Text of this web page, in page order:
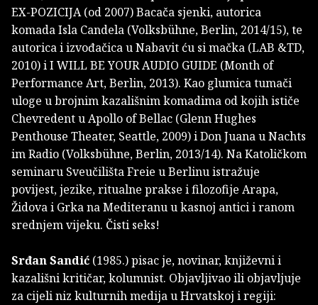
EX-POZICIJA (od 2007) Bacača sjenki, autorica
komada Isla Candela (Volksbühne, Berlin, 2014/15), te
autorica i izvođačica u Nabavit ću si mačka (LAB &TD,
2010) i I WILL BE YOUR AUDIO GUIDE (Month of
Performance Art, Berlin, 2013). Kao glumica tumači
uloge u brojnim kazališnim komadima od kojih ističe
Chevredent u Apollo of Bellac (Glenn Hughes
Penthouse Theater, Seattle, 2009) i Don Juana u Nachts
im Radio (Volksbühne, Berlin, 2013/14). Na Katoličkom
seminaru Sveučilišta Freie u Berlinu istražuje
povijest, jezike, ritualne prakse i filozofije Arapa,
Židova i Grka na Mediteranu u kasnoj antici i ranom
srednjem vijeku. Čisti seks!
Srđan Sandić (1985.) pisac je, novinar, književni i
kazališni kritičar, kolumnist. Objavljivao ili objavljuje
za cijeli niz kulturnih medija u Hrvatskoj i regiji: